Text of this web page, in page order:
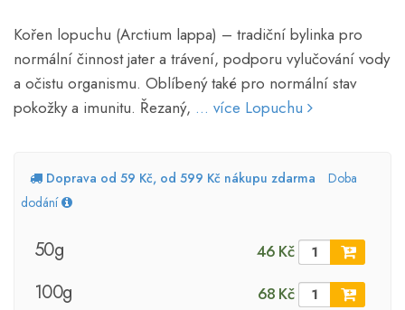
Kořen lopuchu (Arctium lappa) – tradiční bylinka pro
normální činnost jater a trávení, podporu vylučování vody
a očistu organismu. Oblíbený také pro normální stav
pokožky a imunitu. Řezaný, ... více Lopuchu
Doprava od 59 Kč, od 599 Kč nákupu zdarma
Doba
dodání
50g 46 Kč
100g 68 Kč